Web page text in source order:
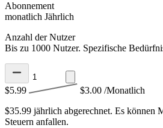
Abonnement
monatlich Jährlich
Anzahl der Nutzer
Bis zu 1000 Nutzer. Spezifische
$5.99 $3.00 /Monatlich
$35.99 jährlich abgerechnet. Es können
Steuern anfallen.